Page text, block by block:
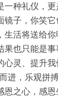
一种礼仪，
镜子，你笑
生活将送给
果也只能是
心灵、提升
进，乐观拼
恩之心，感